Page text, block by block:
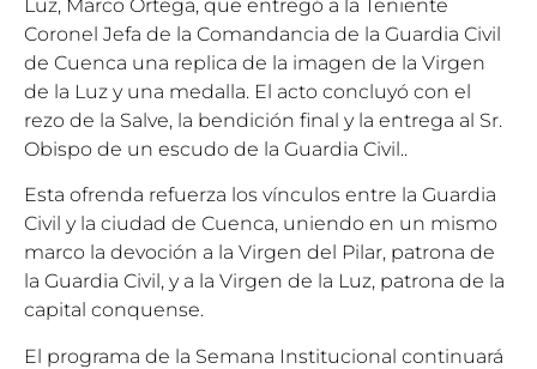
Luz, Marco Ortega, que entregó a la Teniente
Coronel Jefa de la Comandancia de la Guardia Civil
de Cuenca una replica de la imagen de la Virgen
de la Luz y una medalla. El acto concluyó con el
rezo de la Salve, la bendición final y la entrega al Sr.
Obispo de un escudo de la Guardia Civil..
Esta ofrenda refuerza los vínculos entre la Guardia
Civil y la ciudad de Cuenca, uniendo en un mismo
marco la devoción a la Virgen del Pilar, patrona de
la Guardia Civil, y a la Virgen de la Luz, patrona de la
capital conquense.
El programa de la Semana Institucional continuará